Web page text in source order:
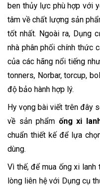
ben thủy lực phù hợp với
tâm về chất lượng sản
tốt nhất. Ngoài ra, Dụng
nhà phân phối chính thức
của các hãng nổi tiếng
tonners, Norbar, torcup,
độ bảo hành hợp lý.
Hy vọng bài viết trên đây
về sản phẩm ống xi
chuẩn thiết kế để lựa
dùng.
Vì thế, để mua ống xi
lòng liên hệ với Dụng cụ